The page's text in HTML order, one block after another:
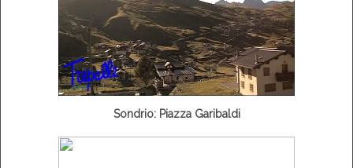
Sondrio: Piazza Garibaldi